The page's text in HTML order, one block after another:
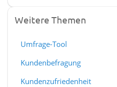
Weitere Themen
Umfrage-Tool
Kundenbefragung
Kundenzufriedenheit